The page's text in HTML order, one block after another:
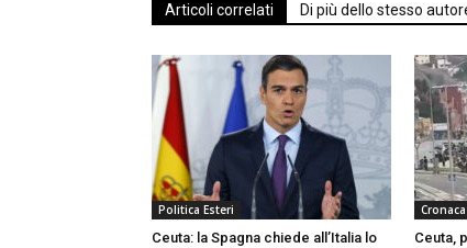
Articoli correlati Di più dello stesso
Politica Esteri
Ceuta: la Spagna chiede all’Italia lo Ceuta,